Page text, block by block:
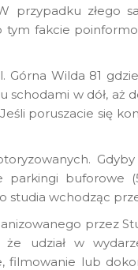
przypadku złego
tym fakcie
Górna Wilda 81
schodami w dół,
poruszacie się
parkingi buforowe
wchodząc
przez
że udział w
filmowanie lub